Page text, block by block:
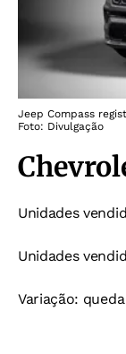
Jeep Compass
Foto: Divulgação
Unidades
Unidades
Variação: